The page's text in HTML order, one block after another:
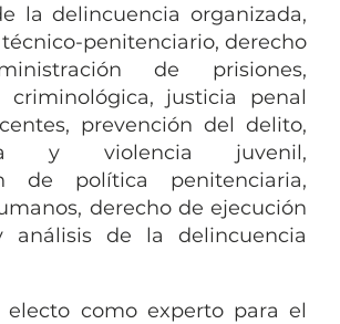
la delincuencia organizada,
penitenciario, derecho
de prisiones,
criminológica, justicia penal
prevención del delito,
y violencia juvenil,
de política penitenciaria,
derecho de ejecución
análisis de la delincuencia
electo como experto para el